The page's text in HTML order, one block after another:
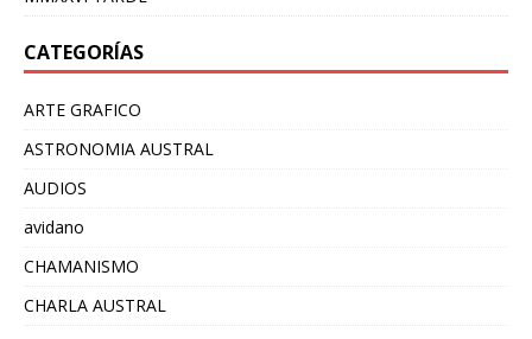
CATEGORÍAS
ARTE GRAFICO
ASTRONOMIA AUSTRAL
AUDIOS
avidano
CHAMANISMO
CHARLA AUSTRAL